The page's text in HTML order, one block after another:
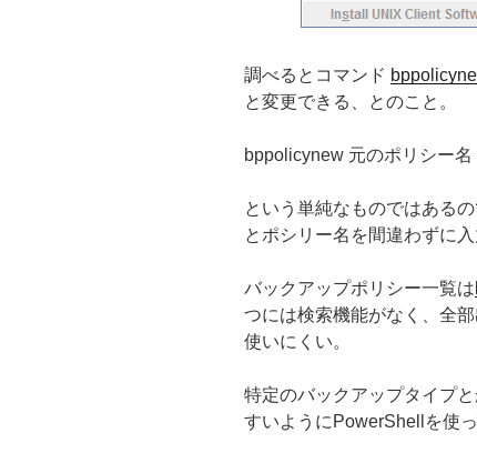
調べるとコマンド
と変更できる、とのこと。
bppolicynew 元のポリシー
という単純なものではある
とポシリー名を間違わずに
バックアップポリシー一覧は
つには検索機能がなく、全
使いにくい。
特定のバックアップタイプ
すいようにPowerShellを使